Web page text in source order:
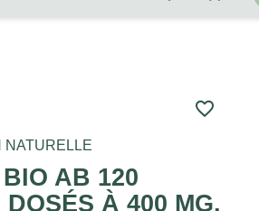
favorite_border
NATURELLE
AB 120
DOSÉS À 400 MG.